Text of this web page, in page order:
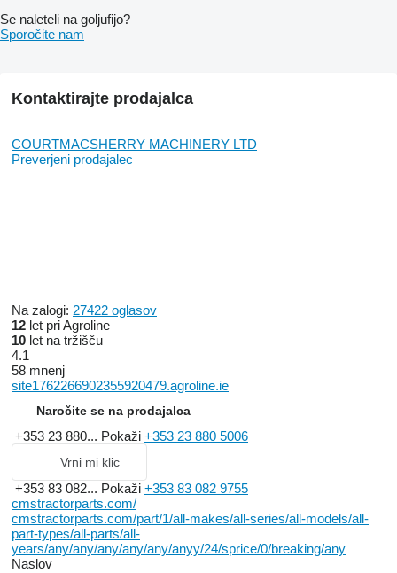
Se naleteli na goljufijo?
Sporočite nam
Kontaktirajte prodajalca
COURTMACSHERRY MACHINERY LTD
Preverjeni prodajalec
Na zalogi: 27422 oglasov
12 let pri Agroline
10 let na tržišču
4.1
58 mnenj
site1762266902355920479.agroline.ie
Naročite se na prodajalca
+353 23 880... Pokaži +353 23 880 5006
Vrni mi klic
+353 83 082... Pokaži +353 83 082 9755
cmstractorparts.com/
cmstractorparts.com/part/1/all-makes/all-series/all-models/all-
part-types/all-parts/all-
years/any/any/any/any/any/anyy/24/sprice/0/breaking/any
Naslov